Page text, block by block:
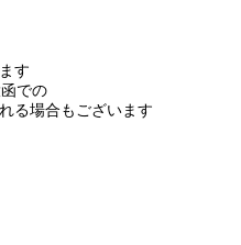
す
での
る場合もございます